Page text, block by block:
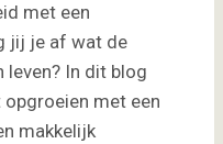
met een
jij je af wat de
In dit blog
opgroeien met een
makkelijk